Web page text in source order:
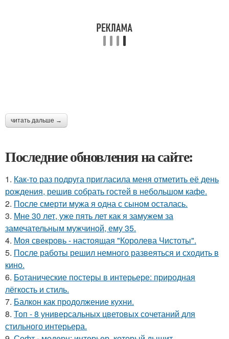
читать дальше →
Последние обновления на сайте:
1. Как-то раз подруга пригласила меня отметить её день
рождения, решив собрать гостей в небольшом кафе.
2. После смерти мужа я одна с сыном осталась.
3. Мне 30 лет, уже пять лет как я замужем за
замечательным мужчиной, ему 35.
4. Моя свекровь - настоящая "Королева Чистоты".
5. После работы решил немного развеяться и сходить в
кино.
6. Ботанические постеры в интерьере: природная
лёгкость и стиль.
7. Балкон как продолжение кухни.
8. Топ - 8 универсальных цветовых сочетаний для
стильного интерьера.